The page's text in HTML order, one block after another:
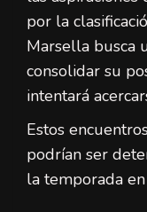
por la
Marsella busca
consolidar su
intentará
Estos
podrían ser
la temporada